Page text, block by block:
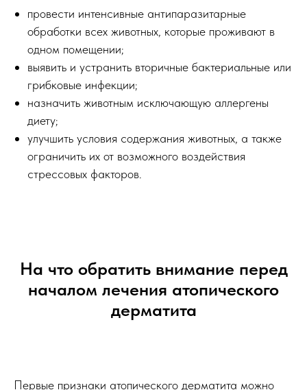
провести интенсивные антипаразитарные
обработки всех животных, которые проживают в
одном помещении;
выявить и устранить вторичные бактериальные или
грибковые инфекции;
назначить животным исключающую аллергены
диету;
улучшить условия содержания животных, а также
ограничить их от возможного воздействия
стрессовых факторов.
На что обратить внимание перед
началом лечения атопического
дерматита
Первые признаки атопического дерматита можно